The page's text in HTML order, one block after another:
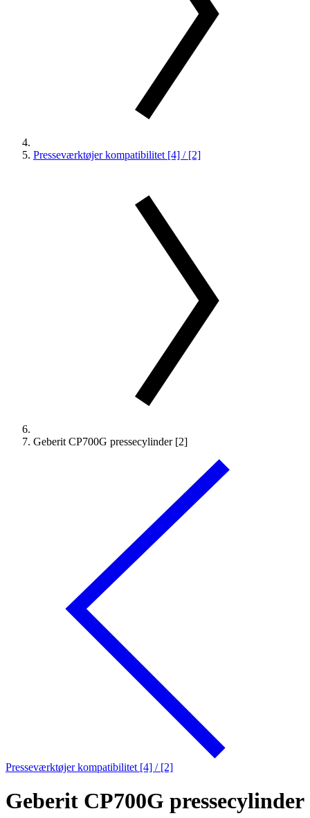
Presseværktøjer kompatibilitet [4] / [2]
Geberit CP700G pressecylinder [2]
Presseværktøjer kompatibilitet [4] / [2]
Geberit CP700G pressecylinder